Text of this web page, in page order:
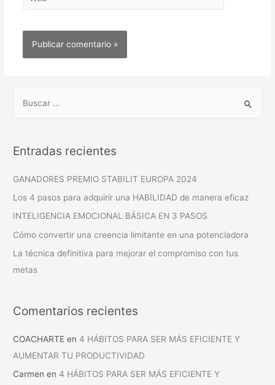
Entradas recientes
GANADORES PREMIO STABILIT EUROPA 2024
Los 4 pasos para adquirir una HABILIDAD de manera eficaz
INTELIGENCIA EMOCIONAL BÁSICA EN 3 PASOS
Cómo convertir una creencia limitante en una potenciadora
La técnica definitiva para mejorar el compromiso con tus
metas
Comentarios recientes
COACHARTE en4 HÁBITOS PARA SER MÁS EFICIENTE Y
AUMENTAR TU PRODUCTIVIDAD
Carmen en4 HÁBITOS PARA SER MÁS EFICIENTE Y